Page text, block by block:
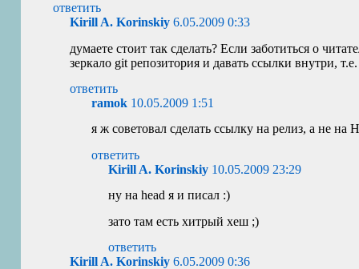
ответить
Kirill A. Korinskiy 6.05.2009 0:33
думаете стоит так сделать? Если заботиться о
зеркало git репозитория и давать ссылки внутри,
ответить
ramok 10.05.2009 1:51
я ж советовал сделать ссылку на релиз, а не на
ответить
Kirill A. Korinskiy 10.05.2009 23:29
ну на head я и писал :)
зато там есть хитрый хеш ;)
ответить
Kirill A. Korinskiy 6.05.2009 0:36